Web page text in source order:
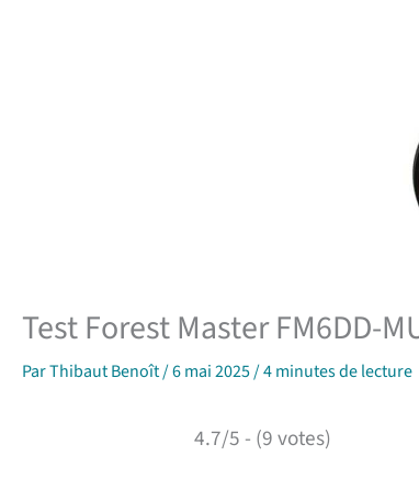
Test Forest Master FM6DD-
ParThibaut Benoît/6 mai 2025/4 minutes de lecture
4.7/5 - (9 votes)